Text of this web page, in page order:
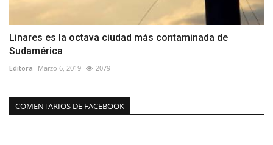
Linares es la octava ciudad más contaminada de
Sudamérica
Editora Marzo 6, 2019 2079
COMENTARIOS DE FACEBOOK